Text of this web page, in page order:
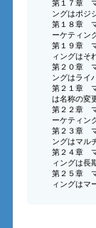
第１７章
ングはポジ
第１８章
ーケティン
第１９章
ィングはそ
第２０章
ングはライ
第２１章
は名称の変
第２２章
ーケティン
第２３章
ングはマル
第２４章
ィングは長
第２５章
ィングはマ